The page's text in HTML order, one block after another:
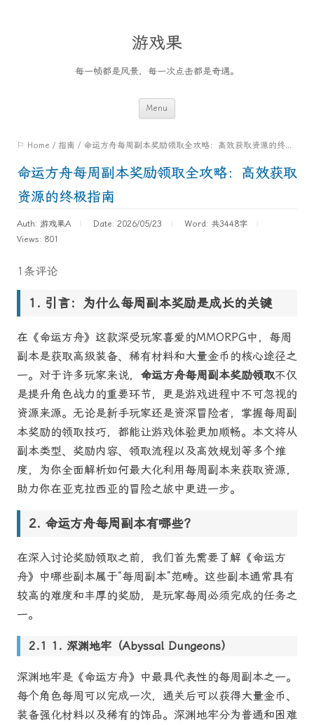
游戏果
每一帧都是风景，每一次点击都是奇遇。
Menu
content
⚐ Home / 指南 / 命运方舟每周副本奖励领取全攻略：高效获取资源的终极指南
命运方舟每周副本奖励领取全攻略：高效获取
资源的终极指南
Auth: 游戏果A Date: 2026/05/23 Word: 共3448字
Views: 801
1条评论
引言：为什么每周副本奖励是成长的关键
在《命运方舟》这款深受玩家喜爱的MMORPG中，每周
副本是获取高级装备、稀有材料和大量金币的核心途径之
一。对于许多玩家来说， 命运方舟每周副本奖励领取不仅
是提升角色战力的重要环节，更是游戏进程中不可忽视的
资源来源。无论是新手玩家还是资深冒险者，掌握每周副
本奖励的领取技巧，都能让游戏体验更加顺畅。本文将从
副本类型、奖励内容、领取流程以及高效规划等多个维
度，为你全面解析如何最大化利用每周副本来获取资源，
助力你在亚克拉西亚的冒险之旅中更进一步。
命运方舟每周副本有哪些？
在深入讨论奖励领取之前，我们首先需要了解《命运方
舟》中哪些副本属于“每周副本”范畴。这些副本通常具有
较高的难度和丰厚的奖励，是玩家每周必须完成的任务之
一。
1. 深渊地牢（Abyssal Dungeons）
深渊地牢是《命运方舟》中最具代表性的每周副本之一。
每个角色每周可以完成一次，通关后可以获得大量金币、
装备强化材料以及稀有的饰品。深渊地牢分为普通和困难